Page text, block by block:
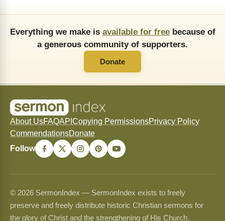
Everything we make is available for freebecause of
a generous community of supporters.
Donate
About UsFAQAPI Copying PermissionsPrivacy Policy
CommendationsDonate
Follow
© 2026 SermonIndex — SermonIndex exists to freely
preserve and freely distribute historic Christian sermons for
the glory of Christ and the strengthening of His Church.